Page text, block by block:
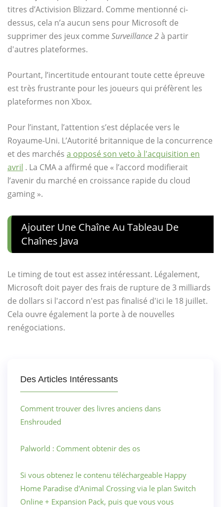
titres d’Activision Blizzard. Comme mentionné ci-
dessus, cela n’a aucun sens pour Microsoft de
supprimer des jeux comme Surveillance 2à partir
d'autres plateformes.
Pourtant, l’incertitude entourant toute cette épreuve
est très frustrante pour les joueurs qui préfèrent les
plateformes non Xbox.
Pour l’instant, l’attention s’est déplacée vers le
Royaume-Uni. L’Autorité britannique de la concurrence
et des marchés a opposé son veto à l'acquisition en
avril . La CMA a affirmé que « l’accord modifierait
l’avenir du marché en croissance rapide du cloud
gaming ».
Ajouter Une Chaîne Au Tableau De
Chaînes Java
Le timing de tout est assez intéressant. Légalement,
Microsoft doit payer des frais de rupture de 3 milliards
de dollars si l'accord n'est pas finalisé d'ici le 18 juillet.
Cela ouvre également la porte à de nouvelles
renégociations.
Des Articles Intéressants
Comment trouver des livres anciens dans
Enshrouded
Palworld : Comment obtenir des os
Si vous obtenez le contenu téléchargeable Happy
Home Paradise d'Animal Crossing via le plan Switch
Online + Expansion Pack, puis que vous vous